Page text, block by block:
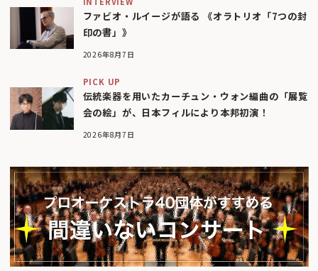
ファビオ・ルイージが語る 《オラトリオ「7つの封
印の書」》
2026年8月7日
PICK UP
伝統楽器を用いたカーチュン・ウォン編曲の「展覧
会の絵」が、日本フィルにより本邦初演！
2026年8月7日